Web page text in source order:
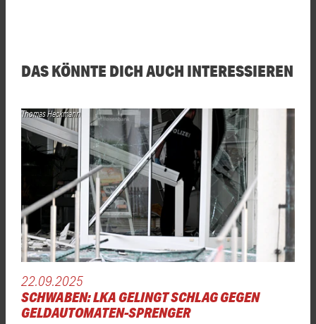
DAS KÖNNTE DICH AUCH INTERESSIEREN
Thomas Heckmann
22.09.2025
SCHWABEN: LKA GELINGT SCHLAG GEGEN
GELDAUTOMATEN-SPRENGER